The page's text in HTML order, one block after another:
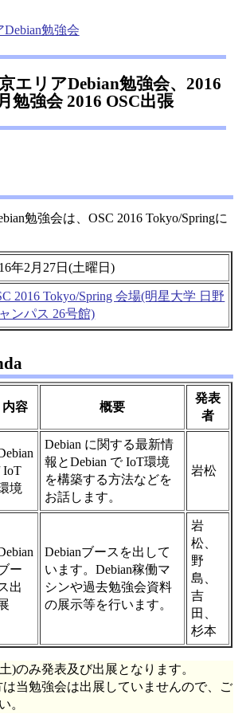
勉強会
エリアDebian勉強会、2016
勉強会 2016 OSC出張
勉強会は、OSC 2016 Tokyo/Springに
年2月27日(土曜日)
2016 Tokyo/Spring 会場(明星大学 日野
ンパス 26号館)
内容 概要
発表
者
IoT
境
Debian に関する最新情
報とDebian で IoT環境
を構築する方法などを
お話します。
岩松
ー
出
Debianブースを出して
います。Debian稼働マ
シンや過去勉強会資料
の展示等を行います。
岩
松、
野
島、
吉
田、
杉本
)のみ発表及び出展となります。
は当勉強会は出展していませんので、ご
。